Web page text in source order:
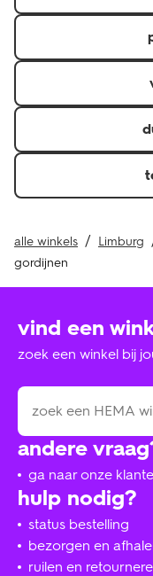
alle winkels Limburg
gordijnen
hulp nodig?
status bestelling
bezorgen en
ruilen en
andere
ga naar onze
vind een
zoek een winkel bij